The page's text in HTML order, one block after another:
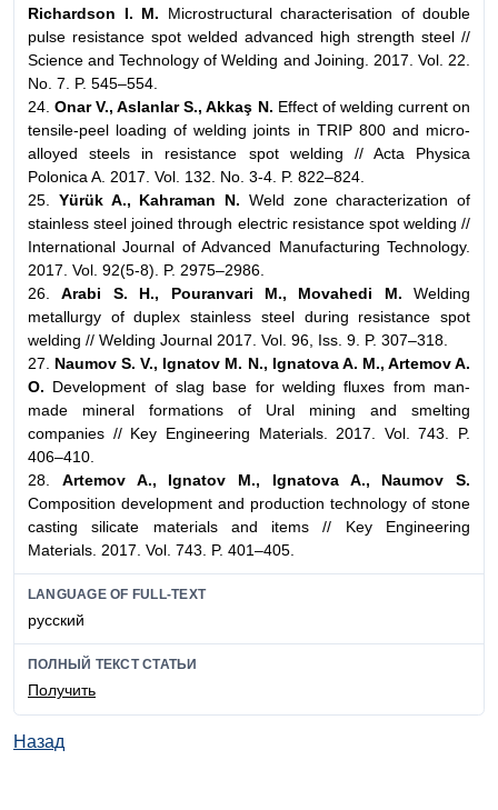
Richardson I. M. Microstructural characterisation of double
pulse resistance spot welded advanced high strength steel //
Science and Technology of Welding and Joining. 2017. Vol. 22.
No. 7. P. 545–554.
24.Onar V., Aslanlar S., Akkaş N. Effect of welding current on
tensile-peel loading of welding joints in TRIP 800 and micro-
alloyed steels in resistance spot welding // Acta Physica
Polonica A. 2017. Vol. 132. No. 3-4. P. 822–824.
25. Yürük A., Kahraman N. Weld zone characterization of
stainless steel joined through electric resistance spot welding //
International Journal of Advanced Manufacturing Technology.
2017. Vol. 92(5-8). P. 2975–2986.
26.Arabi S. H., Pouranvari M., Movahedi M. Welding
metallurgy of duplex stainless steel during resistance spot
welding // Welding Journal 2017. Vol. 96, Iss. 9. P. 307–318.
27. Naumov S. V., Ignatov M. N., Ignatova A. M., Artemov A.
O. Development of slag base for welding fluxes from man-
made mineral formations of Ural mining and smelting
companies // Key Engineering Materials. 2017. Vol. 743. P.
406–410.
28. Artemov A., Ignatov M., Ignatova A., Naumov S.
Composition development and production technology of stone
casting silicate materials and items // Key Engineering
Materials. 2017. Vol. 743. P. 401–405.
LANGUAGE OF FULL-TEXT
русский
ПОЛНЫЙ ТЕКСТ СТАТЬИ
Получить
Назад